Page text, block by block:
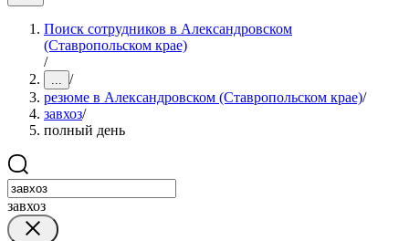
Поиск сотрудников в Александровском
(Ставропольском крае)
/
... /
резюме в Александровском (Ставропольском крае)/
завхоз/
полный день
завхоз